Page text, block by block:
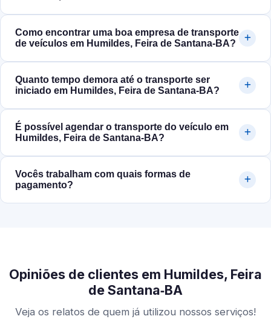
Como encontrar uma boa empresa de transporte
de veículos em Humildes, Feira de Santana‑BA?
Quanto tempo demora até o transporte ser
iniciado em Humildes, Feira de Santana‑BA?
É possível agendar o transporte do veículo em
Humildes, Feira de Santana‑BA?
Vocês trabalham com quais formas de
pagamento?
Opiniões de clientes em Humildes, Feira
de Santana‑BA
Veja os relatos de quem já utilizou nossos serviços!